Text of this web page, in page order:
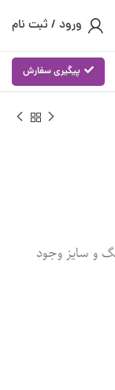
ورود / ثبت نام
پیگیری سفارش
و سایز وجود